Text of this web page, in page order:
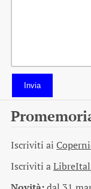
Invia
Iscriviti ai
Iscriviti a